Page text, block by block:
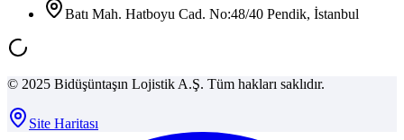
Batı Mah. Hatboyu Cad. No:48/40 Pendik, İstanbul
© 2025 Bidüşüntaşın Lojistik A.Ş. Tüm hakları saklıdır.
Site Haritası